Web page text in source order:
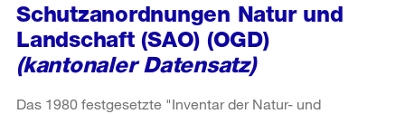
Schutzanordnungen Natur und
Landschaft (SAO) (OGD)
(kantonaler Datensatz)
Das 1980 festgesetzte "Inventar der Natur- und